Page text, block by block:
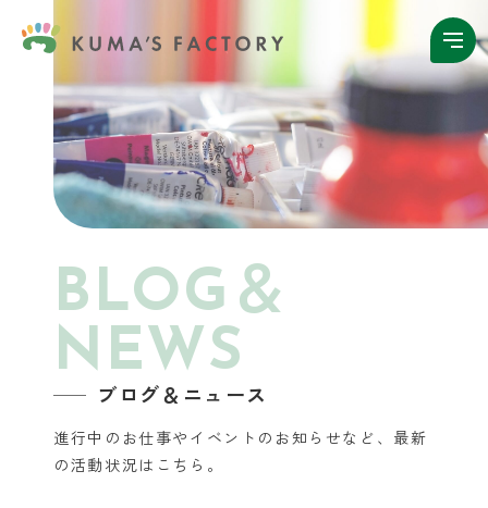
BLOG＆
NEWS
ブログ＆ニュース
進行中のお仕事やイベントのお知らせなど、 最新
の活動状況はこちら。